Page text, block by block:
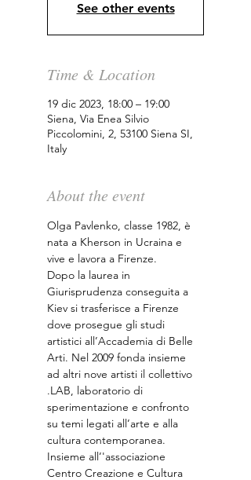
See other events
Time & Location
19 dic 2023, 18:00 – 19:00
Siena, Via Enea Silvio
Piccolomini, 2, 53100 Siena SI,
Italy
About the event
Olga Pavlenko, classe 1982, è
nata a Kherson in Ucraina e
vive e lavora a Firenze.
Dopo la laurea in
Giurisprudenza conseguita a
Kiev si trasferisce a Firenze
dove prosegue gli studi
artistici all’Accademia di Belle
Arti. Nel 2009 fonda insieme
ad altri nove artisti il collettivo
.LAB, laboratorio di
sperimentazione e confronto
su temi legati all’arte e alla
cultura contemporanea.
Insieme all’'associazione
Centro Creazione e Cultura